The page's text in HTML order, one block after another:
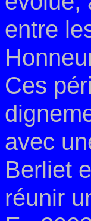
entre
Ces
avec
Berliet
réunir